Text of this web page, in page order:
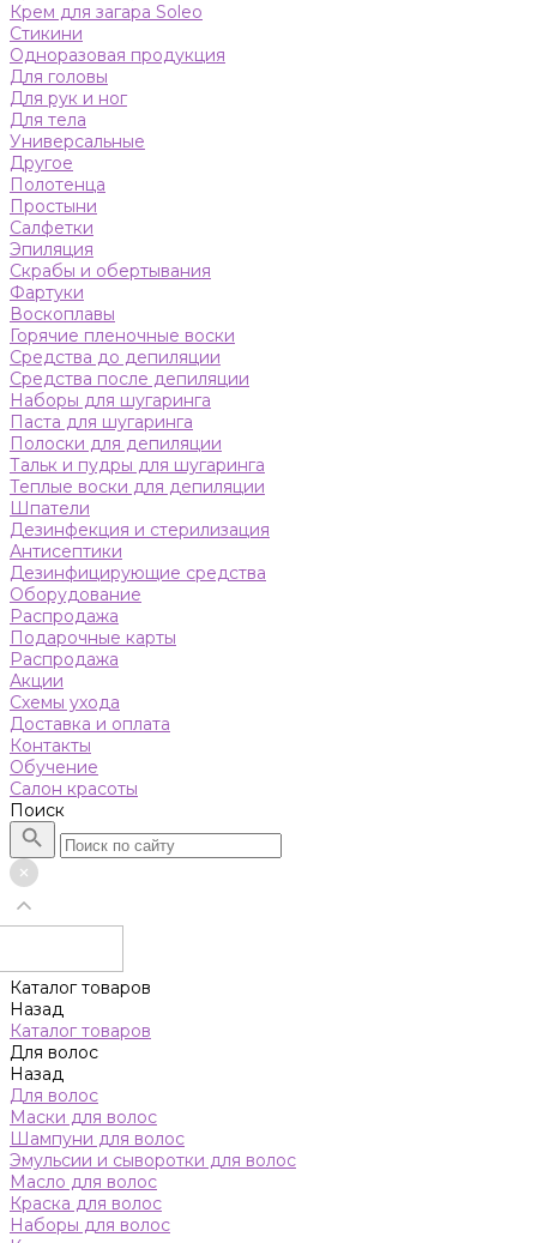
Крем для загара Soleo
Стикини
Одноразовая продукция
Для головы
Для рук и ног
Для тела
Универсальные
Другое
Полотенца
Простыни
Салфетки
Эпиляция
Скрабы и обертывания
Фартуки
Воскоплавы
Горячие пленочные воски
Средства до депиляции
Средства после депиляции
Наборы для шугаринга
Паста для шугаринга
Полоски для депиляции
Тальк и пудры для шугаринга
Теплые воски для депиляции
Шпатели
Дезинфекция и стерилизация
Антисептики
Дезинфицирующие средства
Оборудование
Распродажа
Подарочные карты
Распродажа
Акции
Схемы ухода
Доставка и оплата
Контакты
Обучение
Салон красоты
Поиск
Каталог товаров
Назад
Каталог товаров
Для волос
Назад
Для волос
Маски для волос
Шампуни для волос
Эмульсии и сыворотки для волос
Масло для волос
Краска для волос
Наборы для волос